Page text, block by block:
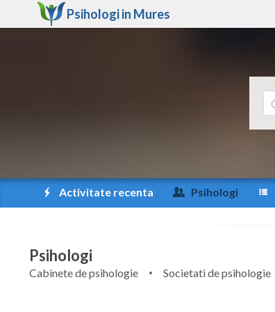
Psihologi in Mures
Activitate recenta Psihologi
Psihologi
Cabinete de psihologie Societati de psihologie